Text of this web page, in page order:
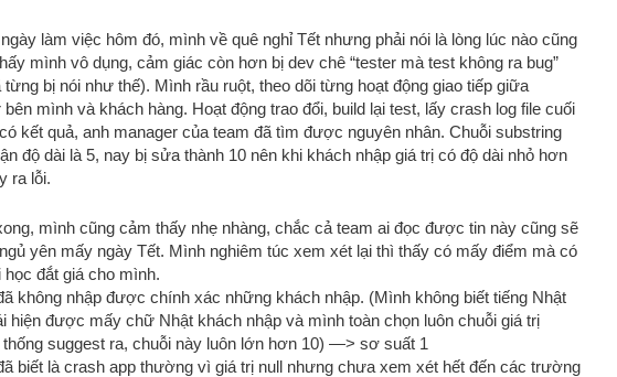
làm việc hôm đó, mình về quê nghỉ Tết nhưng phải nói là lòng lúc nào cũng
mình vô dụng, cảm giác còn hơn bị dev chê “tester mà test không ra bug”
từng bị nói như thế). Mình rầu ruột, theo dõi từng hoạt động giao tiếp giữa
bên mình và khách hàng. Hoạt động trao đổi, build lại test, lấy crash log file cuối
kết quả, anh manager của team đã tìm được nguyên nhân. Chuỗi substring
độ dài là 5, nay bị sửa thành 10 nên khi khách nhập giá trị có độ dài nhỏ hơn
ra lỗi.
mình cũng cảm thấy nhẹ nhàng, chắc cả team ai đọc được tin này cũng sẽ
yên mấy ngày Tết. Mình nghiêm túc xem xét lại thì thấy có mấy điểm mà có
học đắt giá cho mình.
không nhập được chính xác những khách nhập. (Mình không biết tiếng Nhật
hiện được mấy chữ Nhật khách nhập và mình toàn chọn luôn chuỗi giá trị
suggest ra, chuỗi này luôn lớn hơn 10) —> sơ suất 1
biết là crash app thường vì giá trị null nhưng chưa xem xét hết đến các trường